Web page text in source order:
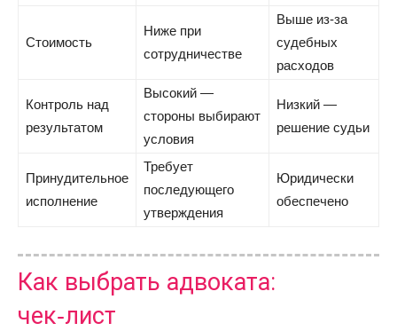
Стоимость
Ниже при
сотрудничестве
Выше из-за
судебных
расходов
Контроль над
результатом
Высокий —
стороны выбирают
условия
Низкий —
решение судьи
Принудительное
исполнение
Требует
последующего
утверждения
Юридически
обеспечено
Как выбрать адвоката:
чек‑лист